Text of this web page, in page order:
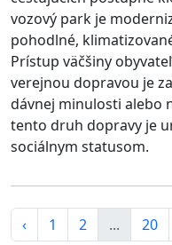
vozový park je
pohodlné,
Prístup väčšiny
verejnou dopravou je
dávnej minulosti alebo
tento druh dopravy je
sociálnym statusom.
‹ 1 2 ... 20